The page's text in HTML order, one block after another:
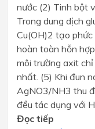
nước (2) Tinh bột
Trong dung dịch
Cu(OH)2 tạo
hoàn toàn hỗn
môi trường axit
nhất. (5) Khi đun
AgNO3/NH3 thu
đều tác dụng với
Đọc tiếp